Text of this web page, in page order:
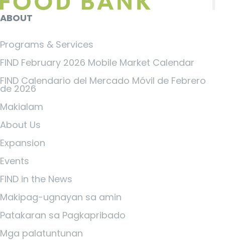
ABOUT
Programs & Services
FIND February 2026 Mobile Market Calendar
FIND Calendario del Mercado Móvil de Febrero
de 2026
Makialam
About Us
Expansion
Events
FIND in the News
Makipag-ugnayan sa amin
Patakaran sa Pagkapribado
Mga palatuntunan